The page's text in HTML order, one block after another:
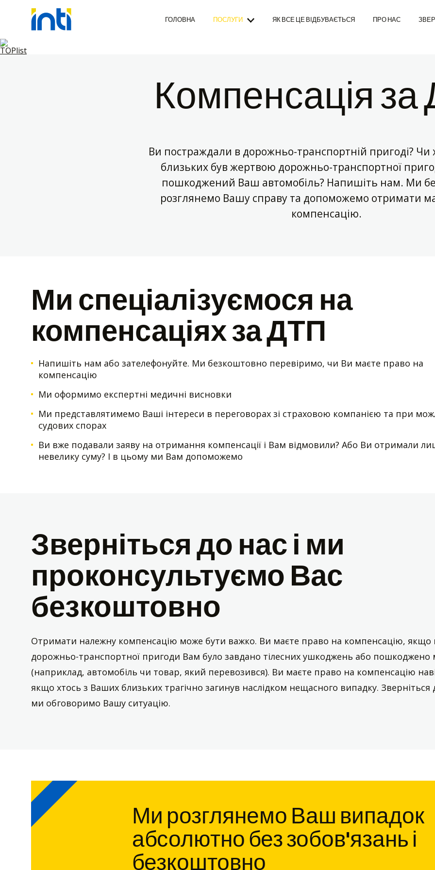
ГОЛОВНА ПОСЛУГИ ЯК ВСЕ ЦЕ ВІДБУВАЄТЬСЯ ПРО НАС
Компенсація
Ви постраждали в дорожньо-транспортній пригоді? Чи
близьких був жертвою дорожньо-транспортної
пошкоджений Ваш автомобіль? Напишіть нам. Ми
розглянемо Вашу справу та допоможемо отримати
компенсацію.
Ми спеціалізуємося на
компенсаціях за ДТП
Напишіть нам або зателефонуйте. Ми безкоштовно перевіримо, чи Ви маєте право на
компенсацію
Ми оформимо експертні медичні висновки
Ми представлятимемо Ваші інтереси в переговорах зі страховою компанією та при
судових спорах
Ви вже подавали заяву на отримання компенсації і Вам відмовили? Або Ви отримали
невелику суму? І в цьому ми Вам допоможемо
Зверніться до нас і ми
проконсультуємо Вас
безкоштовно
Отримати належну компенсацію може бути важко. Ви маєте право на компенсацію, якщо
дорожньо-транспортної пригоди Вам було завдано тілесних ушкоджень або пошкоджено
(наприклад, автомобіль чи товар, який перевозився). Ви маєте право на компенсацію
якщо хтось з Ваших близьких трагічно загинув наслідком нещасного випадку. Зверніться
ми обговоримо Вашу ситуацію.
Ми розглянемо Ваш випадок
абсолютно без зобов'язань і